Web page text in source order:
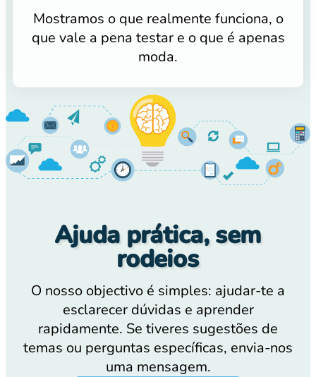
Mostramos o que realmente funciona, o
que vale a pena testar e o que é apenas
moda.
Ajuda prática, sem
rodeios
O nosso objectivo é simples: ajudar-te a
esclarecer dúvidas e aprender
rapidamente. Se tiveres sugestões de
temas ou perguntas específicas, envia-nos
uma mensagem.